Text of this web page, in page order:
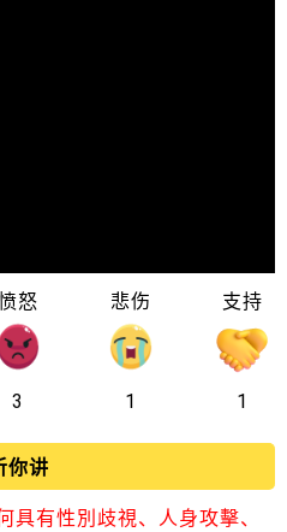
怒
3
悲伤
1
支持
1
你讲
有性別歧視、人身攻擊、